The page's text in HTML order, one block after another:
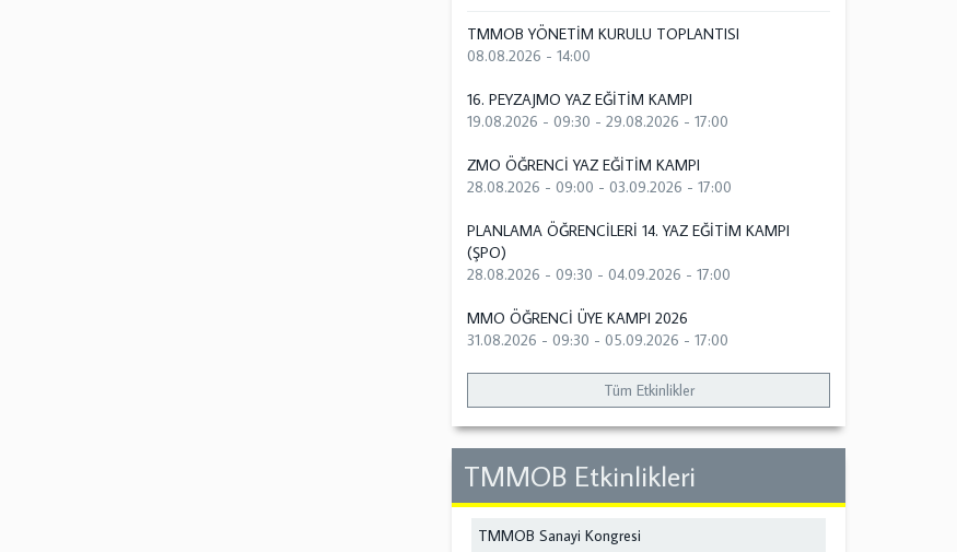
TMMOB YÖNETİM KURULU TOPLANTISI
08.08.2026 - 14:00
16. PEYZAJMO YAZ EĞİTİM KAMPI
19.08.2026 - 09:30 -29.08.2026 - 17:00
ZMO ÖĞRENCİ YAZ EĞİTİM KAMPI
28.08.2026 - 09:00 -03.09.2026 - 17:00
PLANLAMA ÖĞRENCİLERİ 14. YAZ EĞİTİM KAMPI
(ŞPO)
28.08.2026 - 09:30 -04.09.2026 - 17:00
MMO ÖĞRENCİ ÜYE KAMPI 2026
31.08.2026 - 09:30 -05.09.2026 - 17:00
Tüm Etkinlikler
TMMOB Etkinlikleri
TMMOB Sanayi Kongresi